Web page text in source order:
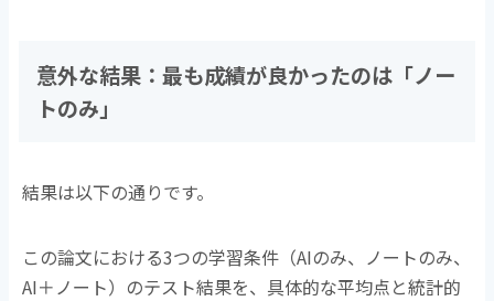
意外な結果：最も成績が良かったのは「ノー
トのみ」
結果は以下の通りです。
この論文における3つの学習条件（AIのみ、ノートのみ、
AI＋ノート）のテスト結果を、具体的な平均点と統計的